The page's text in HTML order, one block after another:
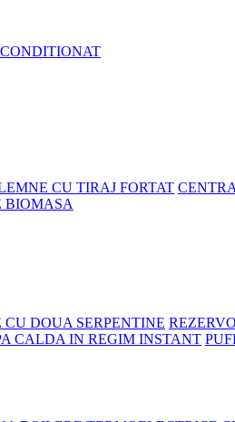
CU TIRAJ FORTAT
BIOMASA
CU DOUA SERPENTINE
CALDA IN REGIM INSTANT